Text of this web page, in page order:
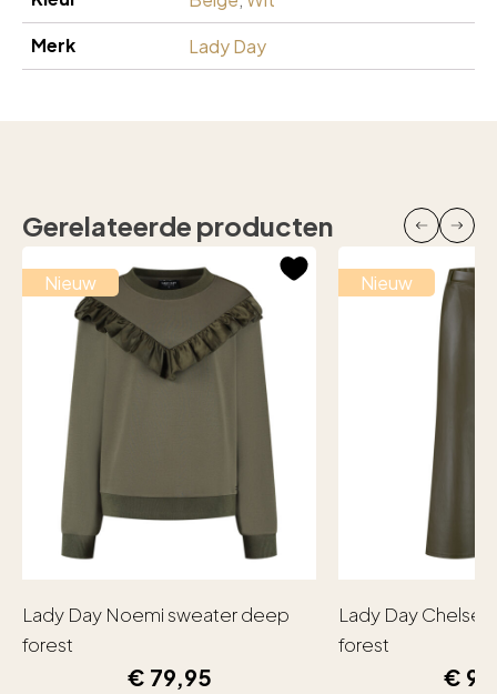
Merk
Lady Day
Gerelateerde producten
Nieuw
Lady Day Noemi sweater deep
forest
€ 79,95
Nieuw
Lady Day
forest
€